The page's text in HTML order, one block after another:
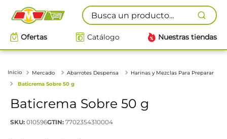
Busca un producto...
Ofertas Catálogo Nuestras tiendas
Mercado Abarrotes Despensa
Harinas y Mezclas Para Preparar
Baticrema Sobre 50 g
Baticrema Sobre 50 g
SKU: 010596GTIN: 7702354310004